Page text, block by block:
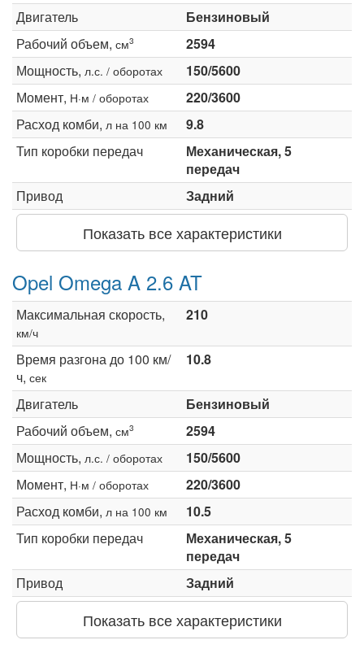
Двигатель
Бензиновый
Рабочий объем, см3
2594
Мощность, л.с. / оборотах
150/5600
Момент, Н·м / оборотах
220/3600
Расход комби, л на 100 км
9.8
Тип коробки передач
Механическая, 5
передач
Привод
Задний
Показать все характеристики
Opel Omega A 2.6 AT
Максимальная скорость,
км/ч
210
Время разгона до 100 км/
ч, сек
10.8
Двигатель
Бензиновый
Рабочий объем, см3
2594
Мощность, л.с. / оборотах
150/5600
Момент, Н·м / оборотах
220/3600
Расход комби, л на 100 км
10.5
Тип коробки передач
Механическая, 5
передач
Привод
Задний
Показать все характеристики